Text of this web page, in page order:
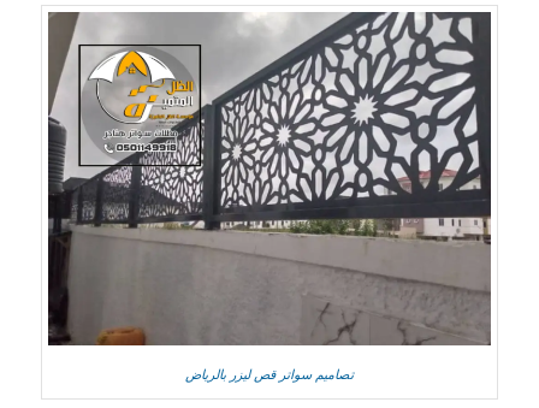
تصاميم سواتر قص ليزر بالرياض